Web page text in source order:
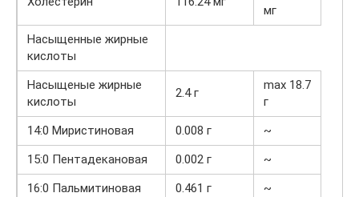
мг
Насыщенные жирные
кислоты
Насыщеные жирные
кислоты
2.4 г
max 18.7
г
14:0 Миристиновая
0.008 г
~
15:0 Пентадекановая
0.002 г
~
16:0 Пальмитиновая
0.461 г
~